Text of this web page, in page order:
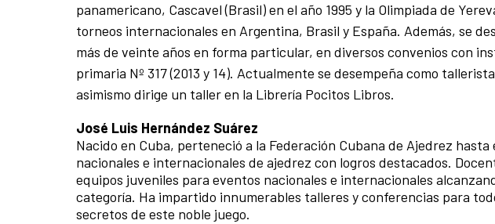
panamericano, Cascavel (Brasil) en el año 1995 y la Olimpiada de
torneos internacionales en Argentina, Brasil y España. Además, se
más de veinte años en forma particular, en diversos convenios con
primaria Nº 317 (2013 y 14). Actualmente se desempeña como
asimismo dirige un taller en la Librería Pocitos Libros.
José Luis Hernández Suárez
Nacido en Cuba, perteneció a la Federación Cubana de Ajedrez
nacionales e internacionales de ajedrez con logros destacados.
equipos juveniles para eventos nacionales e internacionales
categoría. Ha impartido innumerables talleres y conferencias para
secretos de este noble juego.